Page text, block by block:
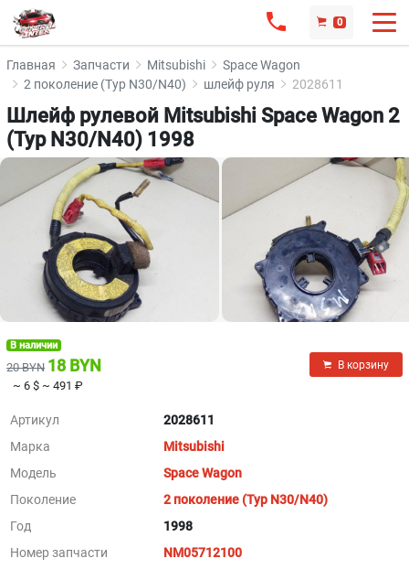
0
Главная Запчасти Mitsubishi
Space Wagon
2 поколение (Typ N30/N40)
шлейф руля 2028611
Шлейф рулевой Mitsubishi Space Wagon 2
(Typ N30/N40) 1998
В наличии
20 BYN 18 BYN
~ 6 $ ~ 491 ₽
В корзину
Артикул
2028611
Марка
Mitsubishi
Модель
Space Wagon
Поколение
2 поколение (Typ N30/N40)
Год
1998
Номер запчасти
NM05712100